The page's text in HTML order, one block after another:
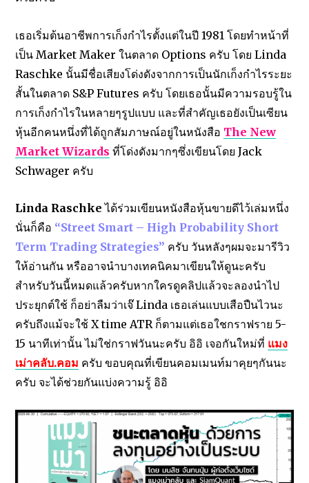
เธอเริ่มต้นอาชีพการเก็งกำไรตั้งแต่ในปี 1981 โดยทำหน้าที่
เป็น Market Maker ในตลาด Options ครับ โดย Linda
Raschke นั้นมีชื่อเสียงโด่งดังจากการเป็นนักเก็งกำไรระยะ
สั้นในตลาด S&P Futures ครับ โดยเธอนั้นมีความรอบรู้ใน
การเก็งกำไรในหลายๆรูปแบบ และที่สำคัญเธอยังเป็นเซียน
หุ้นอีกคนหนึ่งที่ได้ถูกสัมภาษณ์อยู่ในหนังสือ The New
Market Wizards ที่โด่งดังมากๆซึ่งเขียนโดย Jack
Schwager ครับ
Linda Raschke ได้ร่วมเขียนหนังสือหุ้นขายดีไว้เล่มหนึ่ง
นั่นก็คือ “Street Smart – High Probability Short
Term Trading Strategies” ครับ วันหลังๆผมจะมารีวิว
ให้อ่านกัน หรืออาจนำบางเทคนิคมาเขียนให้ดูนะครับ
สำหรับวันนี้หมดแล้วครับหากใครดูคลิปแล้วจะลองนำไป
ประยุกต์ใช้ ก็อย่าลืมว่าเจ๊ Linda เธอเล่นแบบเสือปืนไวนะ
ครับถึงแม้จะใช้ X time ATR ก็ตามแต่เธอใชกราฟราย 5-
15 นาทีเท่านั้น ไม่ใช่กราฟวันนะครับ อิอิ เจอกันใหม่ที่ แมง
เม่าคลับ.คอม ครับ ขอบคุณที่เขียนคอมเมนท์มาคุยๆกันนะ
ครับ จะได้ช่วยกันแบ่งความรู้ อิอิ